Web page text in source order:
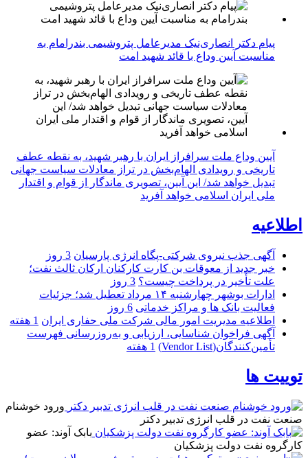
پیام دکتر انصاری‌نیک مدیرعامل پتروشیمی بندرامام به
مناسبت آیین وداع با قائد شهید امت
آیین وداع ملت سرافراز ایران با رهبر شهید، به نقطه عطف
تاریخی و رویدادی الهام‌بخش در تراز معادلات سیاست جهانی
تبدیل خواهد شد/ این آیین، تصویری ماندگار از قوام و اقتدار
ملی ایران اسلامی خواهد آفرید
اطلاعیه
آگهی جذب نیروی شرکتی-پگاه انرژی پارسیان 3 روز
خبر جدید از معوقات بن کارت کارکنان ارکان ثالث نفت؛
علت تأخیر در پرداخت چیست؟ 3 روز
ادارات بوشهر چهارشنبه ۱۴ مرداد تعطیل شد؛ جزئیات
فعالیت بانک ها و مراکز خدماتی 6 روز
اطلاعیه مدیریت امور مالی شرکت ملی حفاری ایران 1 هفته
آگهی فراخوان شناسایی، ارزیابی و به‌روزرسانی فهرست
تأمین‌کنندگان(Vendor List)
1 هفته
توییت ها
ورود خوشنام
صنعت نفت در قلب انرژی تدبیر دکتر
بابک آوند: عضو
کارگروه نفت دولت پزشکیان